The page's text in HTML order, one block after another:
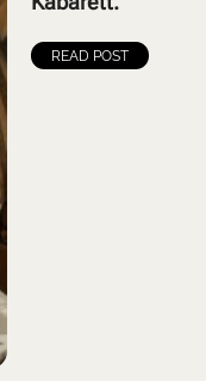
READ POST